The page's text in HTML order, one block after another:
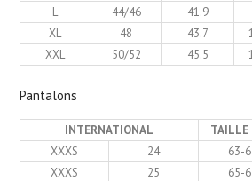
L 44/46 41.9
XL
48 43.7
XXL
50/52 45.5
Pantalons
INTERNATIONAL TAILLE
XXXS
24 63-
XXXS
25 65-